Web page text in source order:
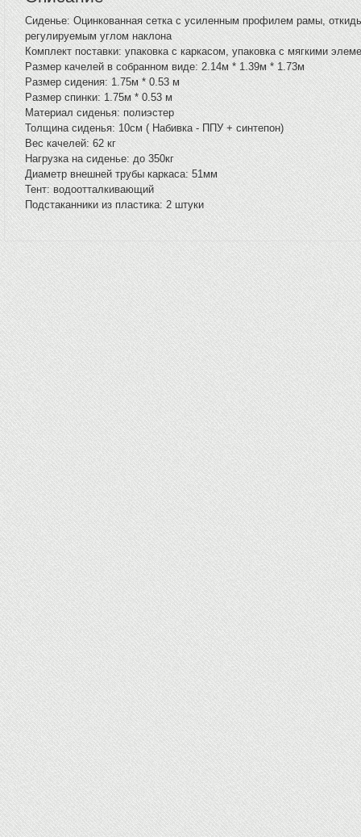
Сиденье: Оцинкованная сетка с усиленным профилем рамы,
регулируемым углом наклона
Комплект поставки: упаковка с каркасом, упаковка с мягкими
Размер качелей в собранном виде: 2.14м * 1.39м * 1.73м
Размер сидения: 1.75м * 0.53 м
Размер спинки: 1.75м * 0.53 м
Материал сиденья: полиэстер
Толщина сиденья: 10см ( Набивка - ППУ + синтепон)
Вес качелей: 62 кг
Нагрузка на сиденье: до 350кг
Диаметр внешней трубы каркаса: 51мм
Тент: водоотталкивающий
Подстаканники из пластика: 2 штуки